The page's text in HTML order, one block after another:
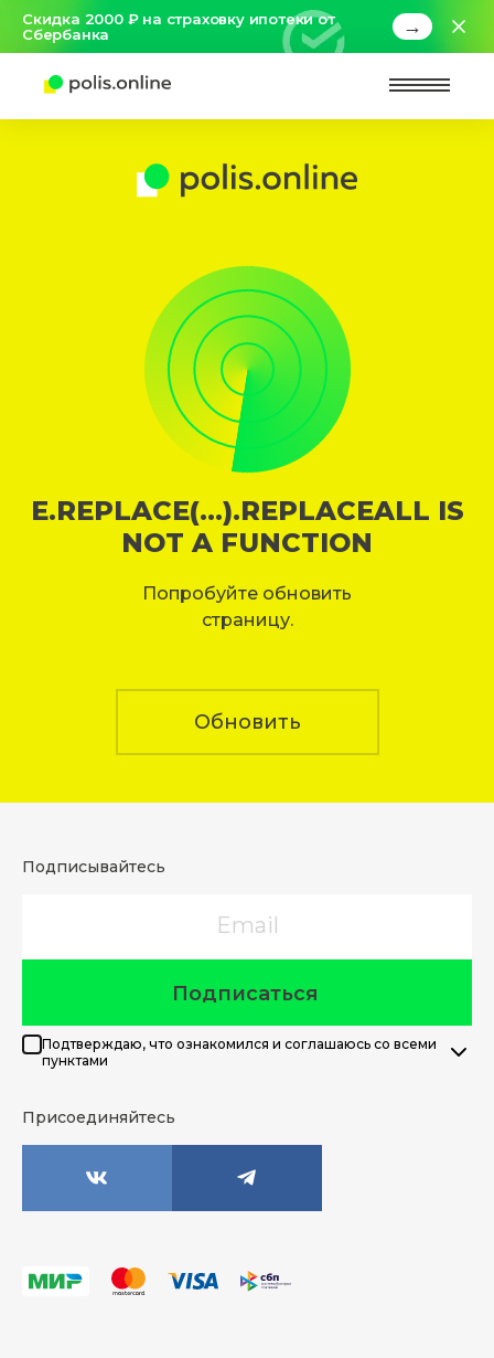
Скидка 2000 ₽ на страховку ипотеки от
Сбербанка
→
E.REPLACE(...).REPLACEALL IS
NOT A FUNCTION
Попробуйте обновить
страницу.
Обновить
Подписывайтесь
Подписаться
Подтверждаю, что ознакомился и соглашаюсь со всеми
пунктами
Присоединяйтесь